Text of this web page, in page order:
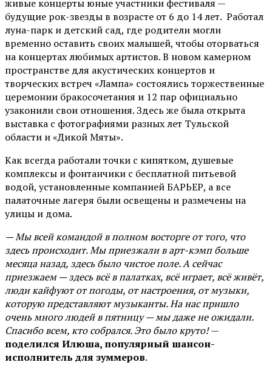
живые концерты юные участники фестиваля —
будущие рок-звезды в возрасте от 6 до 14 лет. Работал
луна-парк и детский сад, где родители могли
временно оставить своих малышей, чтобы оторваться
на концертах любимых артистов. В новом камерном
пространстве для акустических концертов и
творческих встреч «Лампа» состоялись торжественные
церемонии бракосочетания и 12 пар официально
узаконили свои отношения. Здесь же была открыта
выставка с фотографиями разных лет Тульской
области и «Дикой Мяты».
Как всегда работали точки с кипятком, душевые
комплексы и фонтанчики с бесплатной питьевой
водой, установленные компанией БАРЬЕР, а все
палаточные лагеря были освещены и размечены на
улицы и дома.
— Мы всей командой в полном восторге от того, что
здесь происходит. Мы приезжали в арт-кэмп больше
месяца назад, здесь было чистое поле. А сейчас
приезжаем — здесь всё в палатках, всё играет, всё живёт,
люди кайфуют от погоды, от настроения, от музыки,
которую представляют музыканты. На нас пришло
очень много людей в пятницу — мы даже не ожидали.
Спасибо всем, кто собрался. Это было круто!—
поделился Илюша, популярный шансон-
исполнитель для зуммеров.